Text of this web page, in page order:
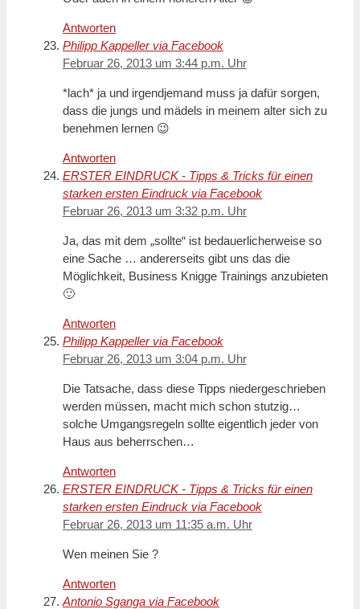
Antworten
Philipp Kappeller via Facebook
Februar 26, 2013 um 3:44 p.m. Uhr
*lach* ja und irgendjemand muss ja dafür sorgen,
dass die jungs und mädels in meinem alter sich zu
benehmen lernen 😉
Antworten
ERSTER EINDRUCK - Tipps & Tricks für einen
starken ersten Eindruck via Facebook
Februar 26, 2013 um 3:32 p.m. Uhr
Ja, das mit dem „sollte“ ist bedauerlicherweise so
eine Sache … andererseits gibt uns das die
Möglichkeit, Business Knigge Trainings anzubieten
🙂
Antworten
Philipp Kappeller via Facebook
Februar 26, 2013 um 3:04 p.m. Uhr
Die Tatsache, dass diese Tipps niedergeschrieben
werden müssen, macht mich schon stutzig…
solche Umgangsregeln sollte eigentlich jeder von
Haus aus beherrschen…
Antworten
ERSTER EINDRUCK - Tipps & Tricks für einen
starken ersten Eindruck via Facebook
Februar 26, 2013 um 11:35 a.m. Uhr
Wen meinen Sie ?
Antworten
Antonio Sganga via Facebook